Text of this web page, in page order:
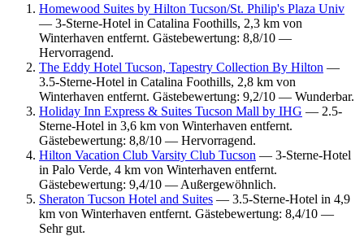
Homewood Suites by Hilton Tucson/St. Philip's Plaza Univ
— 3-Sterne-Hotel in Catalina Foothills, 2,3 km von
Winterhaven entfernt. Gästebewertung: 8,8/10 —
Hervorragend.
The Eddy Hotel Tucson, Tapestry Collection By Hilton —
3.5-Sterne-Hotel in Catalina Foothills, 2,8 km von
Winterhaven entfernt. Gästebewertung: 9,2/10 — Wunderbar.
Holiday Inn Express & Suites Tucson Mall by IHG — 2.5-
Sterne-Hotel in 3,6 km von Winterhaven entfernt.
Gästebewertung: 8,8/10 — Hervorragend.
Hilton Vacation Club Varsity Club Tucson — 3-Sterne-Hotel
in Palo Verde, 4 km von Winterhaven entfernt.
Gästebewertung: 9,4/10 — Außergewöhnlich.
Sheraton Tucson Hotel and Suites — 3.5-Sterne-Hotel in 4,9
km von Winterhaven entfernt. Gästebewertung: 8,4/10 —
Sehr gut.